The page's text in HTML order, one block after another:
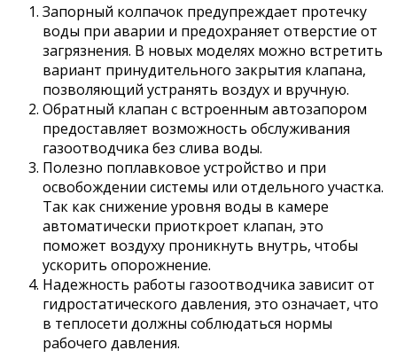
Запорный колпачок предупреждает протечку
воды при аварии и предохраняет отверстие от
загрязнения. В новых моделях можно встретить
вариант принудительного закрытия клапана,
позволяющий устранять воздух и вручную.
Обратный клапан с встроенным автозапором
предоставляет возможность обслуживания
газоотводчика без слива воды.
Полезно поплавковое устройство и при
освобождении системы или отдельного участка.
Так как снижение уровня воды в камере
автоматически приоткроет клапан, это
поможет воздуху проникнуть внутрь, чтобы
ускорить опорожнение.
Надежность работы газоотводчика зависит от
гидростатического давления, это означает, что
в теплосети должны соблюдаться нормы
рабочего давления.